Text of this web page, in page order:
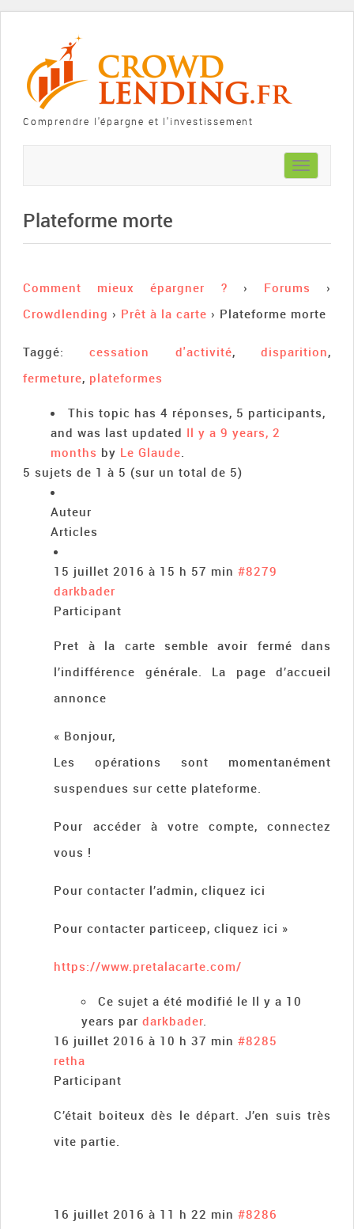
Comprendre l'épargne et l'investissement
Toggle
navigation
Plateforme morte
Comment mieux épargner ? › Forums
›
Crowdlending › Prêt à la carte › Plateforme morte
Taggé:cessation d'activité,disparition,
fermeture, plateformes
This topic has 4 réponses, 5 participants,
and was last updated Il y a 9 years, 2
months by Le Glaude.
5 sujets de 1 à 5 (sur un total de 5)
Auteur
Articles
15 juillet 2016 à 15 h 57 min #8279
darkbader
Participant
Pret à la carte semble avoir fermé dans
l’indifférence générale. La page d’accueil
annonce
« Bonjour,
Les opérations sont momentanément
suspendues sur cette plateforme.
Pour accéder à votre compte, connectez
vous !
Pour contacter l’admin, cliquez ici
Pour contacter particeep, cliquez ici »
https://www.pretalacarte.com/
Ce sujet a été modifié le Il y a 10
years pardarkbader.
16 juillet 2016 à 10 h 37 min #8285
retha
Participant
C’était boiteux dès le départ. J’en suis très
vite partie.
16 juillet 2016 à 11 h 22 min #8286